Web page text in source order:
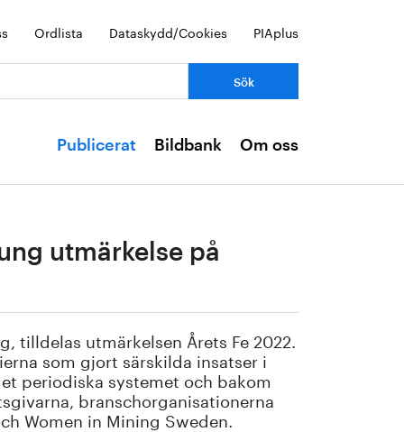
Ordlista Dataskydd/Cookies PIAplus
Publicerat Bildbank Om oss
utmärkelse på
tilldelas utmärkelsen Årets Fe 2022.
som gjort särskilda insatser i
periodiska systemet och bakom
branschorganisationerna
Women in Mining Sweden.